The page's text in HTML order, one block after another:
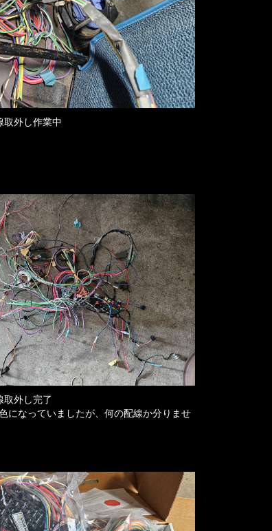
取外し作業中
取外し完了
になっていましたが、何の配線か分りませ